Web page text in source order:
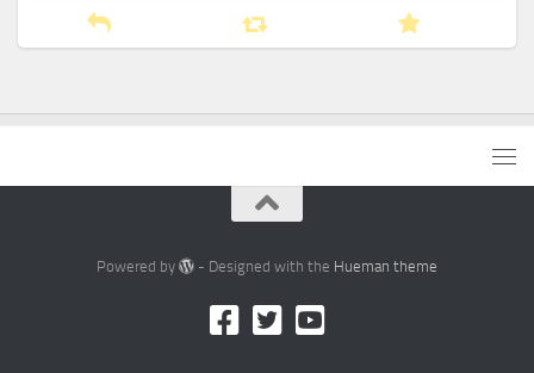
Powered by - Designed with the Hueman theme